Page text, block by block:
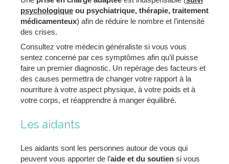
psychologique ou psychiatrique, thérapie, traitement
médicamenteux) afin de réduire le nombre et l’intensité
des crises.
Consultez votre médecin généraliste si vous vous
sentez concerné par ces symptômes afin qu’il puisse
faire un premier diagnostic. Un repérage des facteurs et
des causes permettra de changer votre rapport à la
nourriture à votre aspect physique, à votre poids et à
votre corps, et réapprendre à manger équilibré.
Les aidants
Les aidants sont les personnes autour de vous qui
peuvent vous apporter de l’aide et du soutien si vous